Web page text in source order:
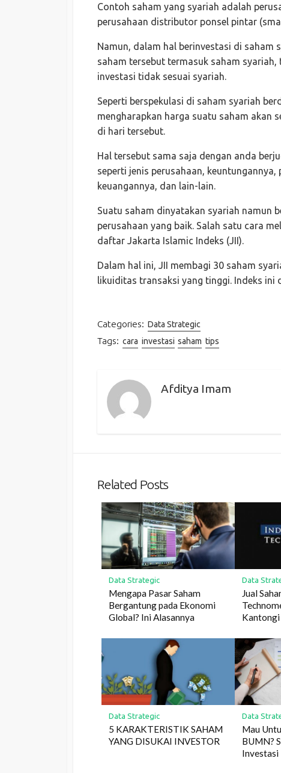
Contoh saham yang syariah adalah
perusahaan distributor ponsel pintar
Namun, dalam hal berinvestasi di saham
saham tersebut termasuk saham
investasi tidak sesuai syariah.
Seperti berspekulasi di saham syariah
mengharapkan harga suatu saham akan
di hari tersebut.
Hal tersebut sama saja dengan anda
seperti jenis perusahaan,
keuangannya, dan lain-lain.
Suatu saham dinyatakan syariah namun
perusahaan yang baik. Salah satu cara
daftar Jakarta Islamic Indeks (JII).
Dalam hal ini, JII membagi 30 saham
likuiditas transaksi yang tinggi. Indeks ini
Categories: Data Strategic
Tags: cara investasi saham tips
Afditya Imam
Related Posts
Data Strategic
Mengapa Pasar Saham
Bergantung pada Ekonomi
Global? Ini Alasannya
Data
Jual
Data Strategic
5 KARAKTERISTIK SAHAM
YANG DISUKAI INVESTOR
Data
Mau
BUMN?
Investasi